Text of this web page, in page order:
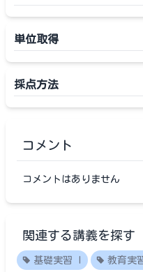
単位取得
採点方法
コメント
コメントはありません
関連する講義を探す
基礎実習 I 教育実